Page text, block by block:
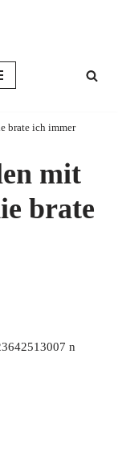
brate ich immer
mit
brate